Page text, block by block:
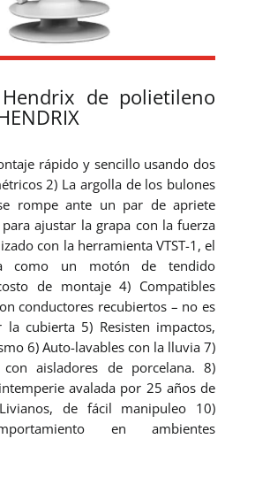
de polietileno
rápido y sencillo usando dos
2) La argolla de los bulones
rompe ante un par de apriete
ajustar la grapa con la fuerza
con la herramienta VTST-1, el
como un motón de tendido
de montaje 4) Compatibles
conductores recubiertos – no es
la cubierta 5) Resisten impactos,
6) Auto-lavables con la lluvia 7)
con aisladores de porcelana. 8)
avalada por 25 años de
de fácil manipuleo 10)
en ambientes